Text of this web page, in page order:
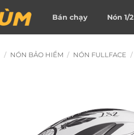
Bán chạy Nón 1/2
/ NÓN BẢO HIỂM / NÓN FULLFACE /